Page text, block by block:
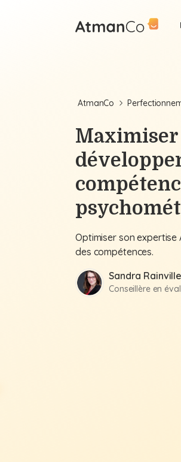
AtmanCo
Maximiser
Optimiser son
des compétences.
Sandra Rainville
Conseillère en